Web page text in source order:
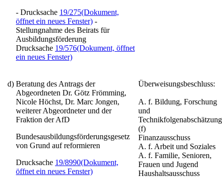
- Drucksache 19/275(Dokument,
öffnet ein neues Fenster) -
Stellungnahme des Beirats für
Ausbildungsförderung
Drucksache 19/576(Dokument, öffnet
ein neues Fenster)
d) Beratung des Antrags der
Abgeordneten Dr. Götz Frömming,
Nicole Höchst, Dr. Marc Jongen,
weiterer Abgeordneter und der
Fraktion der AfD
Bundesausbildungsförderungsgesetz
von Grund auf reformieren
Drucksache 19/8990(Dokument,
öffnet ein neues Fenster)
Überweisungsbeschluss:
A. f. Bildung, Forschung
und
Technikfolgenabschätzung
(f)
Finanzausschuss
A. f. Arbeit und Soziales
A. f. Familie, Senioren,
Frauen und Jugend
Haushaltsausschuss